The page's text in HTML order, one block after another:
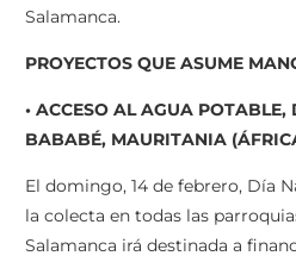
Salamanca.
PROYECTOS QUE ASUME
• ACCESO AL AGUA POTABLE,
BABABÉ, MAURITANIA
El domingo, 14 de febrero, Día
la colecta en todas las
Salamanca irá destinada a